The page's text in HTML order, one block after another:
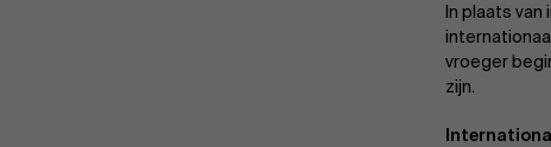
In plaats
vroeger
zijn.